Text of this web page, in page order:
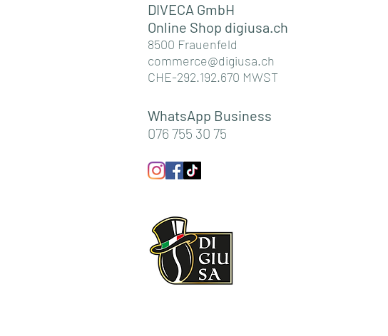
DIVECA GmbH
Online Shop digiusa.ch
8500 Frauenfeld
commerce@digiusa.ch
CHE-292.192.670 MWST
WhatsApp Business
076 755 30 75